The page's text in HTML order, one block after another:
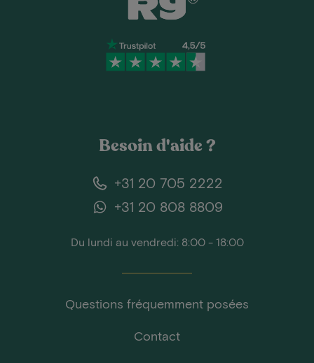
Besoin d'aide ?
+31 20 705 2222
+31 20 808 8809
Du lundi au vendredi: 8:00 - 18:00
Questions fréquemment posées
Contact